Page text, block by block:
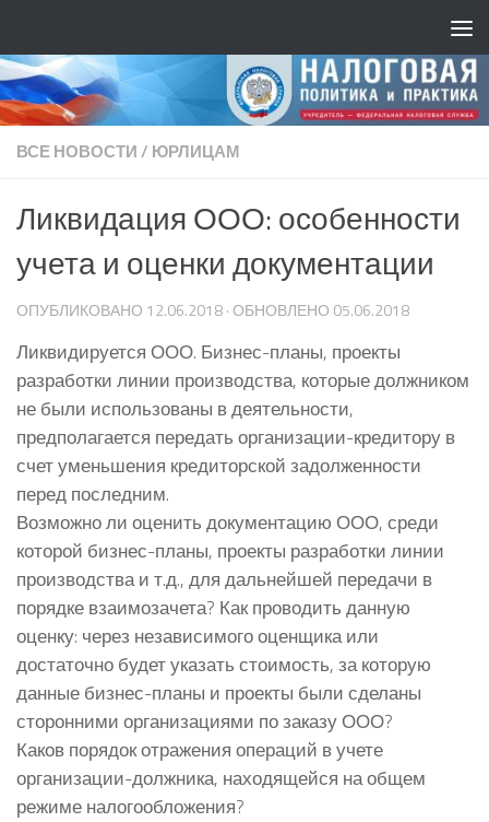
ВСЕ НОВОСТИ/ ЮРЛИЦАМ
Ликвидация ООО: особенности
учета и оценки документации
ОПУБЛИКОВАНО 12.06.2018· ОБНОВЛЕНО 05.06.2018
Ликвидируется ООО. Бизнес-планы, проекты
разработки линии производства, которые должником
не были использованы в деятельности,
предполагается передать организации-кредитору в
счет уменьшения кредиторской задолженности
перед последним.
Возможно ли оценить документацию ООО, среди
которой бизнес-планы, проекты разработки линии
производства и т.д., для дальнейшей передачи в
порядке взаимозачета? Как проводить данную
оценку: через независимого оценщика или
достаточно будет указать стоимость, за которую
данные бизнес-планы и проекты были сделаны
сторонними организациями по заказу ООО?
Каков порядок отражения операций в учете
организации-должника, находящейся на общем
режиме налогообложения?